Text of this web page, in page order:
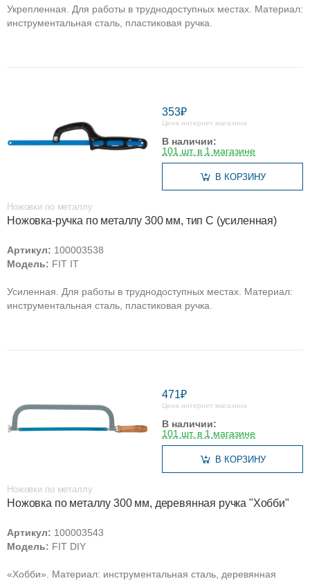
Укрепленная. Для работы в труднодоступных местах. Материал:
инструментальная сталь, пластиковая ручка.
353₽
Цена интернет магазина
В наличии:
101 шт. в 1 магазине
В КОРЗИНУ
Ножовки по металлу
Ножовка-ручка по металлу 300 мм, тип С (усиленная)
Артикул: 100003538
Модель: FIT IT
Усиленная. Для работы в труднодоступных местах. Материал:
инструментальная сталь, пластиковая ручка.
471₽
Цена интернет магазина
В наличии:
101 шт. в 1 магазине
В КОРЗИНУ
Ножовки по металлу
Ножовка по металлу 300 мм, деревянная ручка "Хобби"
Артикул: 100003543
Модель: FIT DIY
«Хобби». Материал: инструментальная сталь, деревянная